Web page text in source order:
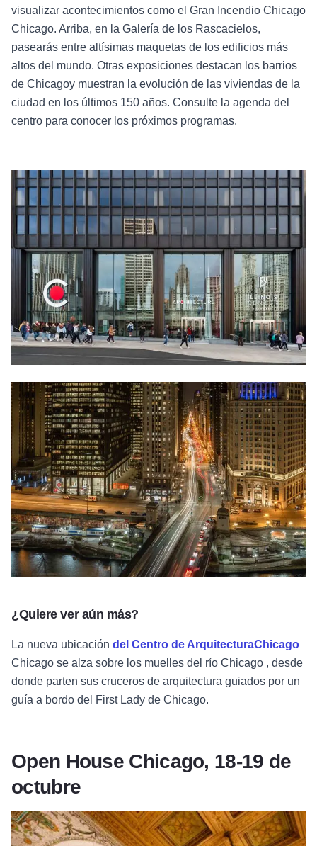
visualizar acontecimientos como el Gran Incendio Chicago
Chicago. Arriba, en la Galería de los Rascacielos,
pasearás entre altísimas maquetas de los edificios más
altos del mundo. Otras exposiciones destacan los barrios
de Chicagoy muestran la evolución de las viviendas de la
ciudad en los últimos 150 años. Consulte la agenda del
centro para conocer los próximos programas.
¿Quiere ver aún más?
La nueva ubicación del Centro de ArquitecturaChicago
Chicago se alza sobre los muelles del río Chicago , desde
donde parten sus cruceros de arquitectura guiados por un
guía a bordo del First Lady de Chicago.
Open House Chicago, 18-19 de
octubre